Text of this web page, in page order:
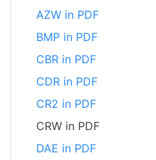
AZW in PDF
BMP in PDF
CBR in PDF
CDR in PDF
CR2 in PDF
CRW in PDF
DAE in PDF